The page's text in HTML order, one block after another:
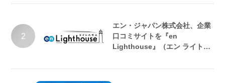
2
エン・ジャパン株式会社、企業
口コミサイトを『en
Lighthouse』（エン ライトハ